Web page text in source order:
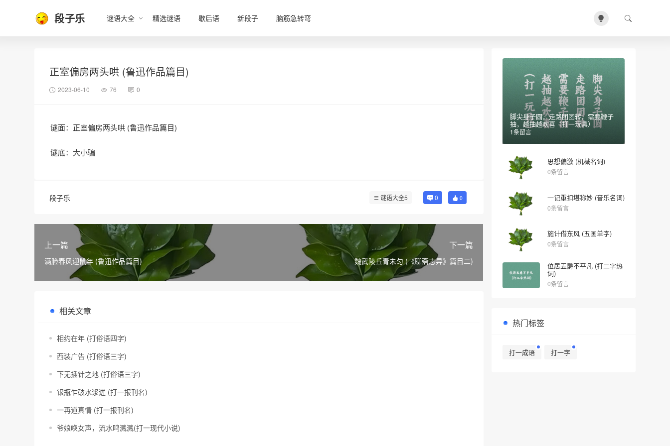
段子乐 谜语大全 精选谜语 歇后语 新段子 脑筋急转弯
正室偏房两头哄 (鲁迅作品篇目)
2023-06-10 76 0
谜面：正室偏房两头哄 (鲁迅作品篇目)
谜底：大小骗
段子乐 谜语大全5 0 0
上一篇
满脸春风迎鼠年 (鲁迅作品篇目)
下一篇
魏武陵丘青未匀 (《聊斋志异》篇目二)
相关文章
相约在年 (打俗语四字)
西装广告 (打俗语三字)
下无插针之地 (打俗语三字)
银瓶乍破水浆迸 (打一报刊名)
一再道真情 (打一报刊名)
爷娘唤女声，流水鸣溅溅(打一现代小说)
脚尖身子圆，走路团团转，需要鞭子
抽，越抽越欢喜（打一玩具）
1条留言
思想偏激 (机械名词)
0条留言
一记重扣堪称妙 (音乐名词)
0条留言
施计借东风 (五画单字)
0条留言
位居五爵不平凡 (打二字热
词)
0条留言
热门标签
打一成语 打一字